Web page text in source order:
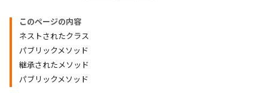
このページの内容
ネストされたクラス
パブリックメソッド
継承されたメソッド
パブリックメソッド